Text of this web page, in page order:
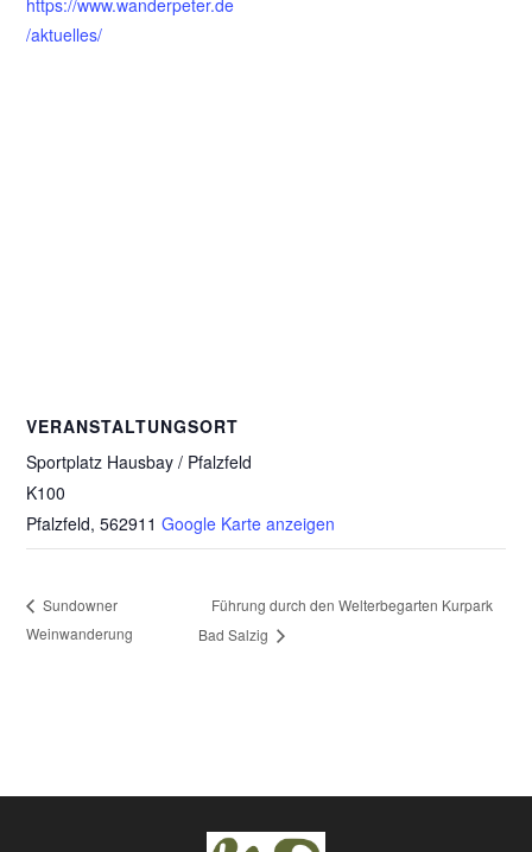
/aktuelles/
VERANSTALTUNGSORT
Sportplatz Hausbay / Pfalzfeld
K100
Pfalzfeld, 562911 Google Karte anzeigen
Sundowner
Weinwanderung
Führung durch den Welterbegarten Kurpark
Bad Salzig